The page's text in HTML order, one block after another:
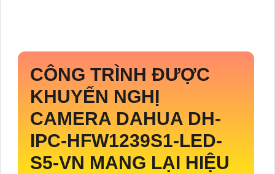
CÔNG TRÌNH ĐƯỢC
KHUYẾN NGHỊ
CAMERA DAHUA DH-
IPC-HFW1239S1-LED-
S5-VN MANG LẠI HIỆU